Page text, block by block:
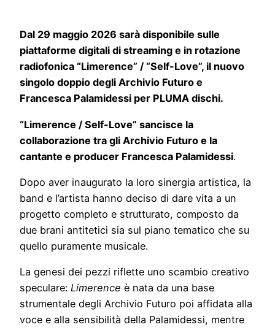
Dal 29 maggio 2026 sarà disponibile sulle
piattaforme digitali di streaming e in rotazione
radiofonica “Limerence” / “Self-Love”, il nuovo
singolo doppio degli Archivio Futuro e
Francesca Palamidessi per PLUMA dischi.
“Limerence / Self-Love” sancisce la
collaborazione tra gli Archivio Futuro e la
cantante e producer Francesca Palamidessi.
Dopo aver inaugurato la loro sinergia artistica, la
band e l’artista hanno deciso di dare vita a un
progetto completo e strutturato, composto da
due brani antitetici sia sul piano tematico che su
quello puramente musicale.
La genesi dei pezzi riflette uno scambio creativo
speculare: Limerence è nata da una base
strumentale degli Archivio Futuro poi affidata alla
voce e alla sensibilità della Palamidessi, mentre